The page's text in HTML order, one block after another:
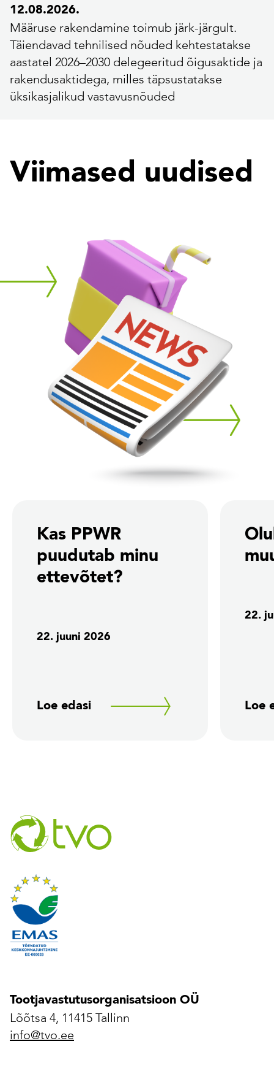
12.08.2026.
Määruse rakendamine toimub järk-järgult.
Täiendavad tehnilised nõuded kehtestatakse
aastatel 2026–2030 delegeeritud õigusaktide ja
rakendusaktidega, milles täpsustatakse
üksikasjalikud vastavusnõuded
Viimased uudised
Kas PPWR
puudutab minu
ettevõtet?
22. juuni 2026
Loe edasi
22.
Loe
Tootjavastutusorganisatsioon OÜ
Lõõtsa 4, 11415 Tallinn
info@tvo.ee